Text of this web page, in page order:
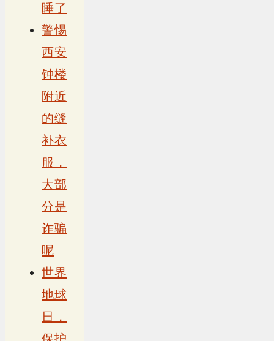
睡了
警惕
西安
钟楼
附近
的缝
补衣
服，
大部
分是
诈骗
呢
世界
地球
日，
保护